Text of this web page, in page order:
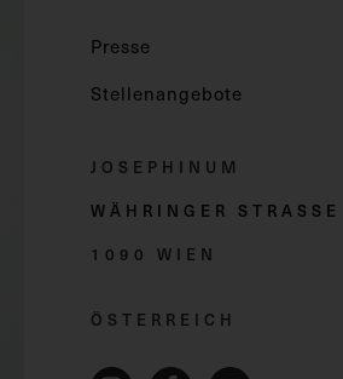
Presse
Stellenangebote
JOSEPHINUM
WÄHRINGER STRASSE
1090 WIEN
ÖSTERREICH